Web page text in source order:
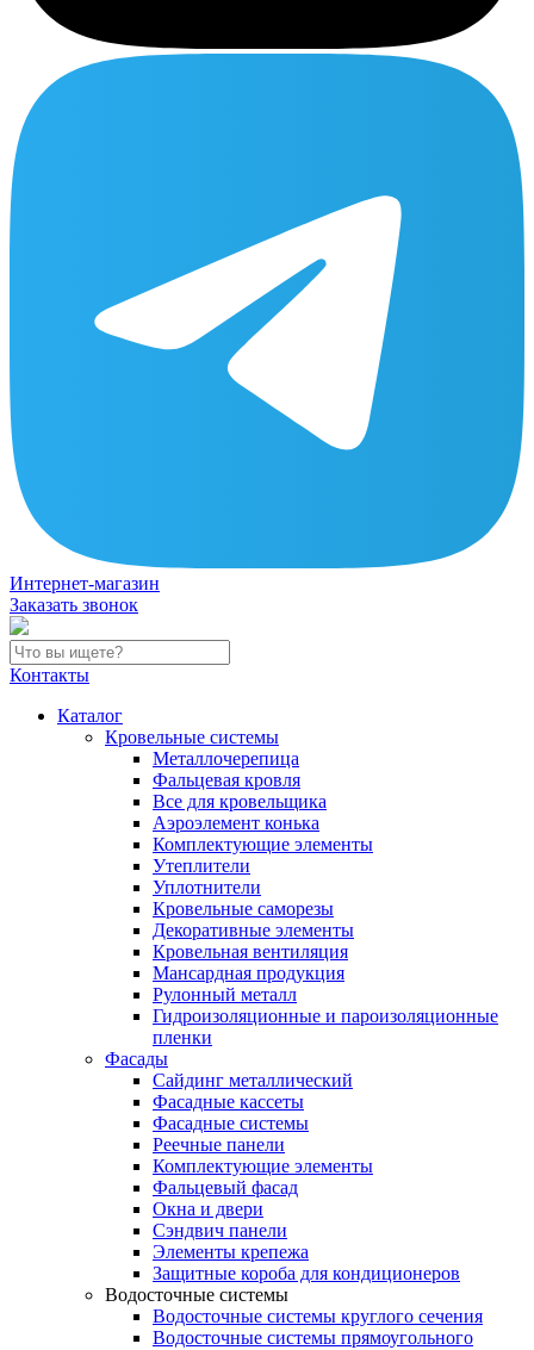
Интернет-магазин
Заказать звонок
Контакты
Каталог
Кровельные системы
Металлочерепица
Фальцевая кровля
Все для кровельщика
Аэроэлемент конька
Комплектующие элементы
Утеплители
Уплотнители
Кровельные саморезы
Декоративные элементы
Кровельная вентиляция
Мансардная продукция
Рулонный металл
Гидроизоляционные и пароизоляционные
пленки
Фасады
Сайдинг металлический
Фасадные кассеты
Фасадные системы
Реечные панели
Комплектующие элементы
Фальцевый фасад
Окна и двери
Сэндвич панели
Элементы крепежа
Защитные короба для кондиционеров
Водосточные системы
Водосточные системы круглого сечения
Водосточные системы прямоугольного